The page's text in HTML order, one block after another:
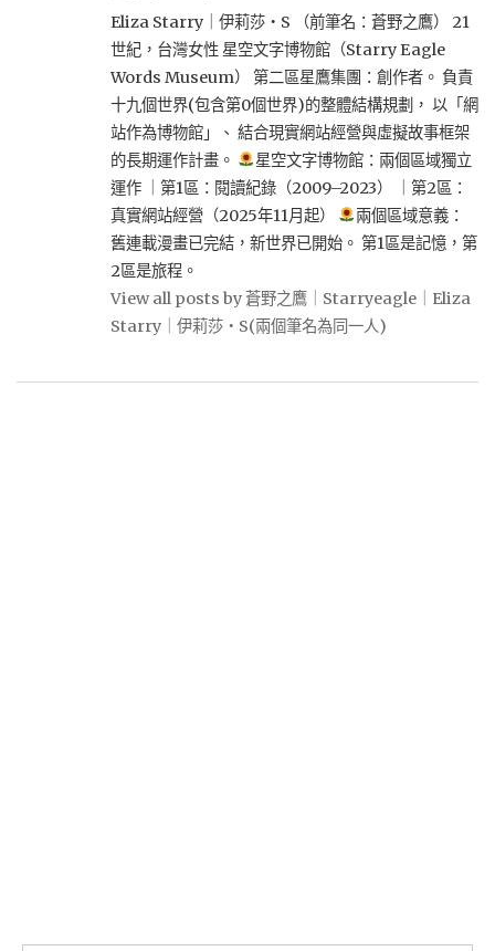
Eliza Starry｜伊莉莎・S （前筆名：蒼野之鷹） 21
世紀，台灣女性 星空文字博物館（Starry Eagle
Words Museum） 第二區星鷹集團：創作者。 負責
十九個世界(包含第0個世界)的整體結構規劃， 以「網
站作為博物館」、 結合現實網站經營與虛擬故事框架
的長期運作計畫。
星空文字博物館：兩個區域獨立
運作 ｜第1區：閱讀紀錄（2009–2023） ｜第2區：
真實網站經營（2025年11月起）
兩個區域意義：
舊連載漫畫已完結，新世界已開始。 第1區是記憶，第
2區是旅程。
View all posts by 蒼野之鷹｜Starryeagle｜Eliza
Starry｜伊莉莎・S(兩個筆名為同一人)